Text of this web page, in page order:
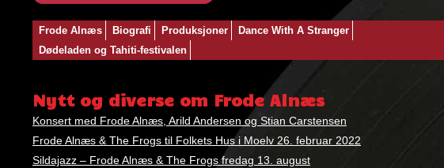
Nøkkelord:
booking,
kontakt
Frode Alnæs Biografi Produksjoner
Dance With A Stranger
Dødeladen og Tahiti-festivalen
Nytt og diverse om Frode Alnæs
Konsert med Frode Alnæs, Arild Andersen og Stian Carstensen
Frode Alnæs & The Frogs til Folkets Hus i Moelv 26. februar 2022
Sildajazz – Frode Alnæs & The Frogs fredag 13. august